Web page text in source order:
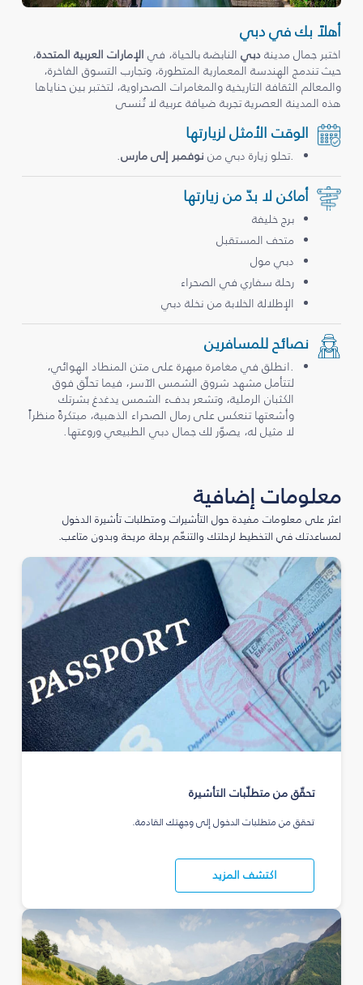
أهلاً بك في دبي
اختبر جمال مدينةدبيالنابضة بالحياة، في الإمارات العربية المتحدة،
حيث تندمج الهندسة المعمارية المتطورة، وتجارب التسوق الفاخرة،
والمعالم الثقافة التاريخية والمغامرات الصحراوية، لتختبر بين حناياها
هذه المدينة العصرية تجربة ضيافة عربية لا تُنسى
الوقت الأمثل لزيارتها
.تحلو زيارة دبي من نوفمبر إلى مارس.
أماكن لا بدّ من زيارتها
برج خليفة
متحف المستقبل
دبي مول
رحلة سفاري في الصحراء
الإطلالة الخلابة من نخلة دبي
نصائح للمسافرين
.انطلق في مغامرة مبهرة على متن المنطاد الهوائي،
لتتأمل مشهد شروق الشمس الآسر، فيما تحلّق فوق
الكثبان الرملية، وتشعر بدفء الشمس يدغدغ بشرتك
وأشعتها تنعكس على رمال الصحراء الذهبية، مبتكرةً منظراً
لا مثيل له، يصوّر لك جمال دبي الطبيعي وروعتها.
معلومات إضافية
اعثر على معلومات مفيدة حول التأشيرات ومتطلبات تأشيرة الدخول
لمساعدتك في التخطيط لرحلتك والتنعّم برحلة مريحة وبدون متاعب.
تحقّق من متطلّبات التأشيرة
تحقق من متطلبات الدخول إلى وجهتك القادمة.
اكتشف المزيد